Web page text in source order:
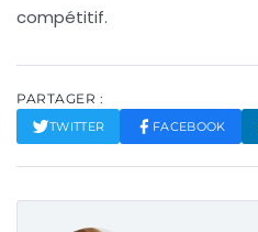
compétitif.
PARTAGER :
TWITTER FACEBOOK